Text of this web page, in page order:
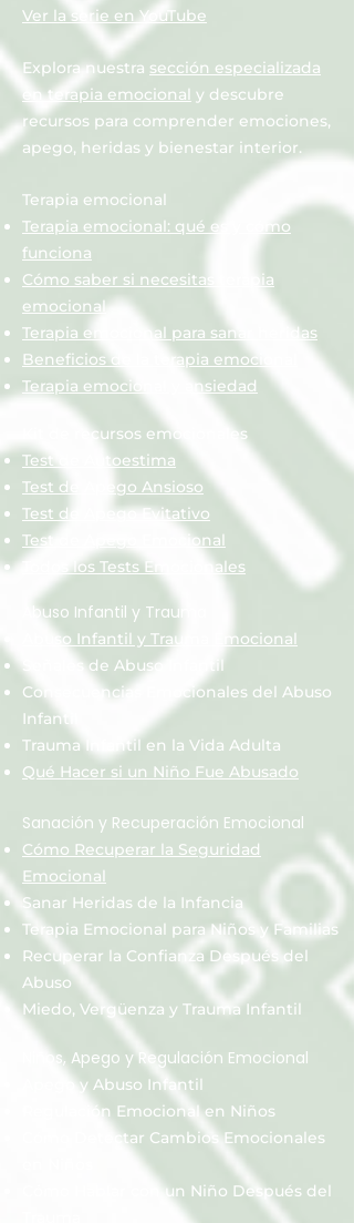
Ver la serie en YouTube
Explora nuestra sección especializada
en terapia emocional y descubre
recursos para comprender emociones,
apego, heridas y bienestar interior.
Terapia emocional
Terapia emocional: qué es y cómo
funciona
Cómo saber si necesitas terapia
emocional
Terapia emocional para sanar heridas
Beneficios de la terapia emocional
Terapia emocional y ansiedad
Kit de recursos emocionales
Test de Autoestima
Test de Apego Ansioso
Test de Apego Evitativo
Test de Apego Emocional
Todos los Tests Emocionales
Abuso Infantil y Trauma
Abuso Infantil y Trauma Emocional
Señales de Abuso Infantil
Consecuencias Emocionales del Abuso
Infantil
Trauma Infantil en la Vida Adulta
Qué Hacer si un Niño Fue Abusado
Sanación y Recuperación Emocional
Cómo Recuperar la Seguridad
Emocional
Sanar Heridas de la Infancia
Terapia Emocional para Niños y Familias
Recuperar la Confianza Después del
Abuso
Miedo, Vergüenza y Trauma Infantil
Niños, Apego y Regulación Emocional
Apego y Abuso Infantil
Regulación Emocional en Niños
Cómo Detectar Cambios Emocionales
Cómo Hablar con un Niño Después del